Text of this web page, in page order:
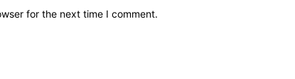
for the next time I comment.